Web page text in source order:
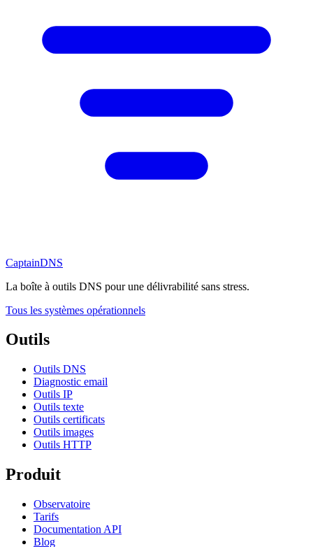
CaptainDNS
La boîte à outils DNS pour une délivrabilité sans stress.
Tous les systèmes opérationnels
Outils
Outils DNS
Diagnostic email
Outils IP
Outils texte
Outils certificats
Outils images
Outils HTTP
Produit
Observatoire
Tarifs
Documentation API
Blog